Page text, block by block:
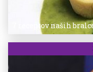
7 receptov naših